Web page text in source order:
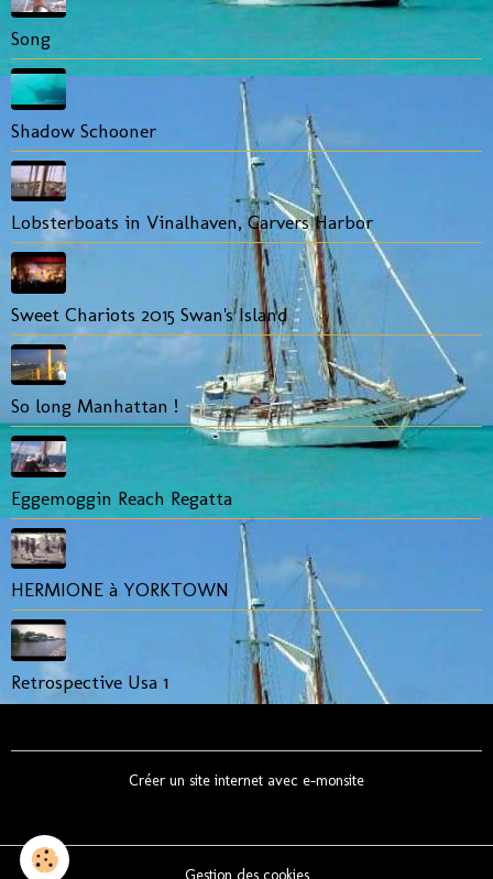
Song
Shadow Schooner
Lobsterboats in Vinalhaven, Carvers Harbor
Sweet Chariots 2015 Swan's Island
So long Manhattan !
Eggemoggin Reach Regatta
HERMIONE à YORKTOWN
Retrospective Usa 1
Créer un site internet avec e-monsite
Gestion des cookies